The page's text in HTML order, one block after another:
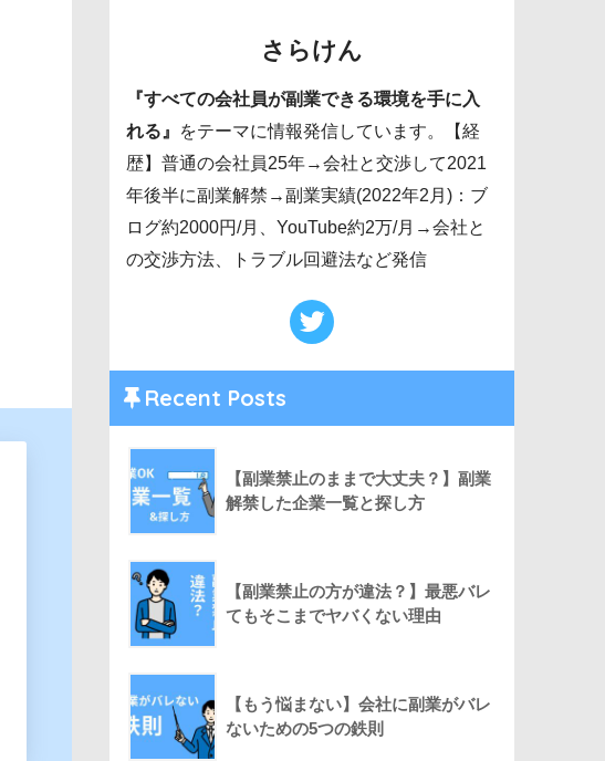
さらけん
『すべての会社員が副業できる環境を手に入
れる』
をテーマに情報発信しています。【経
歴】普通の会社員25年→会社と交渉して2021
年後半に副業解禁→副業実績(2022年2月)：ブ
ログ約2000円/月、YouTube約2万/月→会社と
の交渉方法、トラブル回避法など発信
Recent Posts
【副業禁止のままで大丈夫？】副業
解禁した企業一覧と探し方
【副業禁止の方が違法？】最悪バレ
てもそこまでヤバくない理由
【もう悩まない】会社に副業がバレ
ないための5つの鉄則